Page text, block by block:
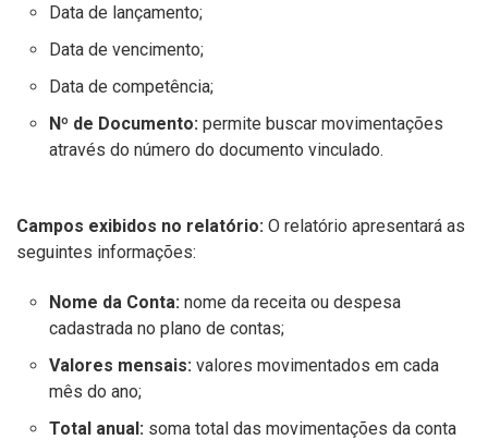
Data de lançamento;
Data de vencimento;
Data de competência;
Nº de Documento: permite buscar movimentações
através do número do documento vinculado.
Campos exibidos no relatório: O relatório apresentará as
seguintes informações:
Nome da Conta: nome da receita ou despesa
cadastrada no plano de contas;
Valores mensais: valores movimentados em cada
mês do ano;
Total anual: soma total das movimentações da conta